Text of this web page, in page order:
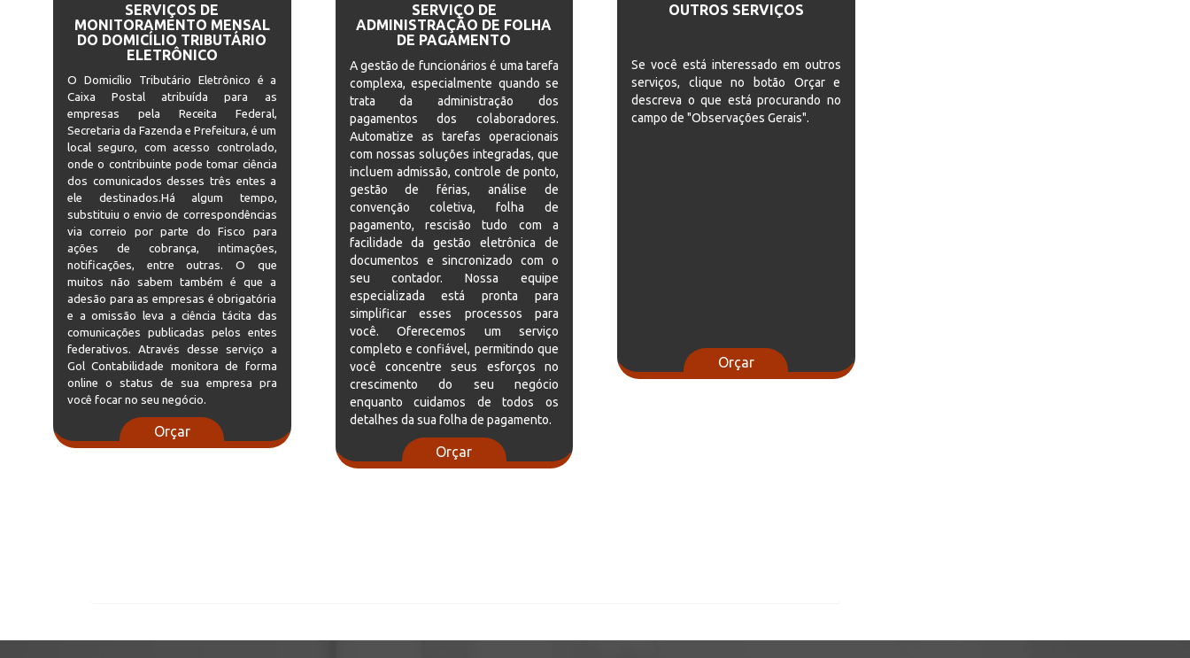
SERVIÇOS DE
MONITORAMENTO MENSAL
DO DOMICÍLIO TRIBUTÁRIO
ELETRÔNICO
O Domicílio Tributário Eletrônico é a
Caixa Postal atribuída para as
empresas pela Receita Federal,
Secretaria da Fazenda e Prefeitura, é um
local seguro, com acesso controlado,
onde o contribuinte pode tomar ciência
dos comunicados desses três entes a
ele destinados.Há algum tempo,
substituiu o envio de correspondências
via correio por parte do Fisco para
ações de cobrança, intimações,
notificações, entre outras. O que
muitos não sabem também é que a
adesão para as empresas é obrigatória
e a omissão leva a ciência tácita das
comunicações publicadas pelos entes
federativos. Através desse serviço a
Gol Contabilidade monitora de forma
online o status de sua empresa pra
você focar no seu negócio.
Orçar
SERVIÇO DE
ADMINISTRAÇÃO DE FOLHA
DE PAGAMENTO
A gestão de funcionários é uma tarefa
complexa, especialmente quando se
trata da administração dos
pagamentos dos colaboradores.
Automatize as tarefas operacionais
com nossas soluções integradas, que
incluem admissão, controle de ponto,
gestão de férias, análise de
convenção coletiva, folha de
pagamento, rescisão tudo com a
facilidade da gestão eletrônica de
documentos e sincronizado com o
seu contador. Nossa equipe
especializada está pronta para
simplificar esses processos para
você. Oferecemos um serviço
completo e confiável, permitindo que
você concentre seus esforços no
crescimento do seu negócio
enquanto cuidamos de todos os
detalhes da sua folha de pagamento.
Orçar
OUTROS SERVIÇOS
Se você está interessado em outros
serviços, clique no botão Orçar e
descreva o que está procurando no
campo de "Observações Gerais".
Orçar